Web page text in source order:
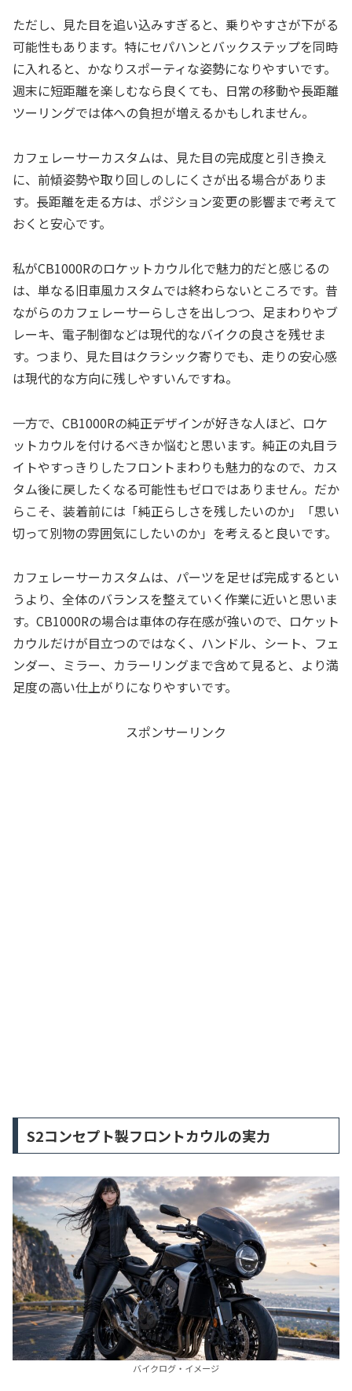
ただし、見た目を追い込みすぎると、乗りやすさが下がる
可能性もあります。特にセパハンとバックステップを同時
に入れると、かなりスポーティな姿勢になりやすいです。
週末に短距離を楽しむなら良くても、日常の移動や長距離
ツーリングでは体への負担が増えるかもしれません。
カフェレーサーカスタムは、見た目の完成度と引き換え
に、前傾姿勢や取り回しのしにくさが出る場合がありま
す。長距離を走る方は、ポジション変更の影響まで考えて
おくと安心です。
私がCB1000Rのロケットカウル化で魅力的だと感じるの
は、単なる旧車風カスタムでは終わらないところです。昔
ながらのカフェレーサーらしさを出しつつ、足まわりやブ
レーキ、電子制御などは現代的なバイクの良さを残せま
す。つまり、見た目はクラシック寄りでも、走りの安心感
は現代的な方向に残しやすいんですね。
一方で、CB1000Rの純正デザインが好きな人ほど、ロケ
ットカウルを付けるべきか悩むと思います。純正の丸目ラ
イトやすっきりしたフロントまわりも魅力的なので、カス
タム後に戻したくなる可能性もゼロではありません。だか
らこそ、装着前には「純正らしさを残したいのか」「思い
切って別物の雰囲気にしたいのか」を考えると良いです。
カフェレーサーカスタムは、パーツを足せば完成するとい
うより、全体のバランスを整えていく作業に近いと思いま
す。CB1000Rの場合は車体の存在感が強いので、ロケット
カウルだけが目立つのではなく、ハンドル、シート、フェ
ンダー、ミラー、カラーリングまで含めて見ると、より満
足度の高い仕上がりになりやすいです。
スポンサーリンク
S2コンセプト製フロントカウルの実力
バイクログ・イメージ